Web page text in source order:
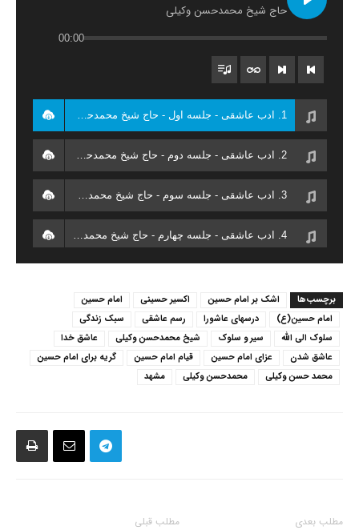
حاج شیخ محمدحسن وکیلی
00:00
1. ادب عاشقی - جلسه اول - حاج شیخ محمدحسن وکیلی
2. ادب عاشقی - جلسه دوم - حاج شیخ محمدحسن وکیلی
3. ادب عاشقی - جلسه سوم - حاج شیخ محمدحسن وکیلی
4. ادب عاشقی - جلسه چهارم - حاج شیخ محمدحسن وکیلی
برچسب‌ها اشک بر امام حسین اکسیر حسینی
امام حسین
امام حسین(ع)
درسهای عاشورا رسم عاشقی
سبک زندگی
سلوک الی الله
سیر و سلوک شیخ محمدحسن وکیلی
عاشق خدا
عاشق شدن
عزای امام حسین قیام امام حسین
گریه برای امام حسین
محمد حسن وکیلی
محمدحسن وکیلی مشهد
مطلب قبلی مطلب بعدی